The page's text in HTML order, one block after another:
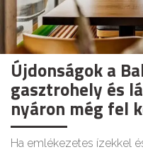
Újdonságok a
gasztrohely és
nyáron még fel
Ha emlékezetes ízekkel